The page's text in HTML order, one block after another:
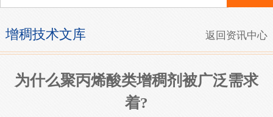
增稠技术文库 返回资讯中心
为什么聚丙烯酸类增稠剂被广泛需求
着?